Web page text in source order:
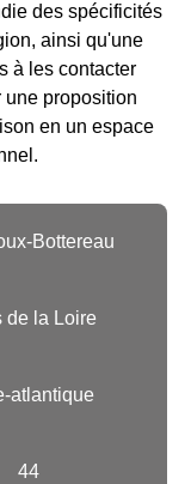
des spécificités
ainsi qu'une
à les contacter
une proposition
en un espace
Bottereau
de la Loire
atlantique
44